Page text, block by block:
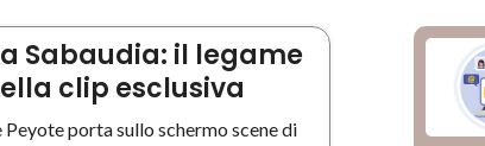
Sabaudia: il legame
clip esclusiva
porta sullo schermo scene di